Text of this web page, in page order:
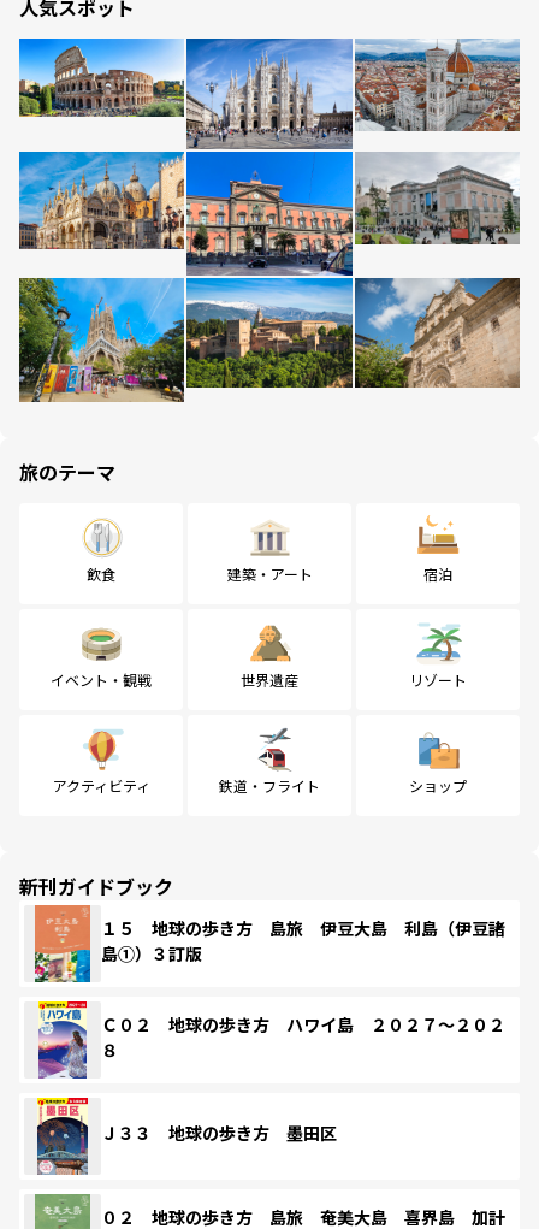
人気スポット
旅のテーマ
飲食 建築・アート 宿泊
イベント・観戦 世界遺産 リゾート
アクティビティ 鉄道・フライト ショップ
新刊ガイドブック
１５ 地球の歩き方 島旅 伊豆大島 利島（伊豆諸
島①）３訂版
Ｃ０２ 地球の歩き方 ハワイ島 ２０２７～２０２
８
Ｊ３３ 地球の歩き方 墨田区
０２ 地球の歩き方 島旅 奄美大島 喜界島 加計